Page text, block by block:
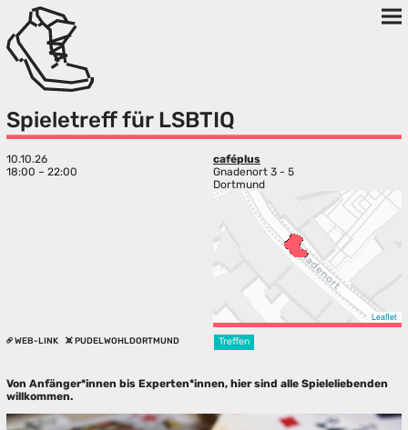
Spieletreff für LSBTIQ
10.10.26
18:00 – 22:00
caféplus
Gnadenort 3 - 5
Dortmund
Leaflet
WEB-LINK PUDELWOHLDORTMUND Treffen
Von Anfänger*innen bis Experten*innen, hier sind alle Spieleliebenden
willkommen.